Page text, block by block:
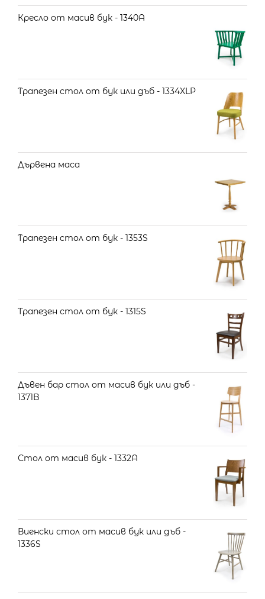
Кресло от масив бук - 1340А
Трапезен стол от бук или дъб - 1334XLP
Дървена маса
Трапезен стол от бук - 1353S
Трапезен стол от бук - 1315S
Дъвен бар стол от масив бук или дъб -
1371B
Стол от масив бук - 1332A
Виенски стол от масив бук или дъб -
1336S